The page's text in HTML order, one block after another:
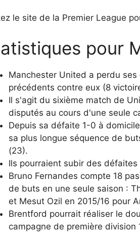
le site de la Premier League
pour
Manchester United a perdu
précédents contre eux (8
Il s'agit du sixième match de
disputés au cours d'une seule
Depuis sa défaite 1-0 à
sa plus longue séquence de
(23).
Ils pourraient subir des
Bruno Fernandes compte 18
de buts en une seule saison :
et Mesut Ozil en 2015/16 pour
Brentford pourrait réaliser le
campagne de première